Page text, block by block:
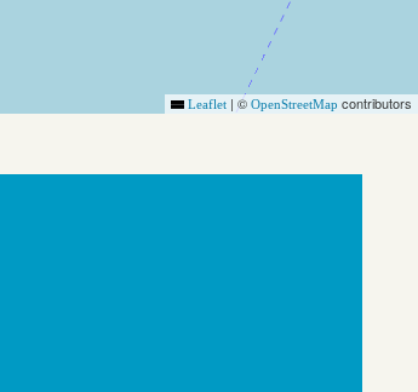
Leaflet | © OpenStreetMap contributors